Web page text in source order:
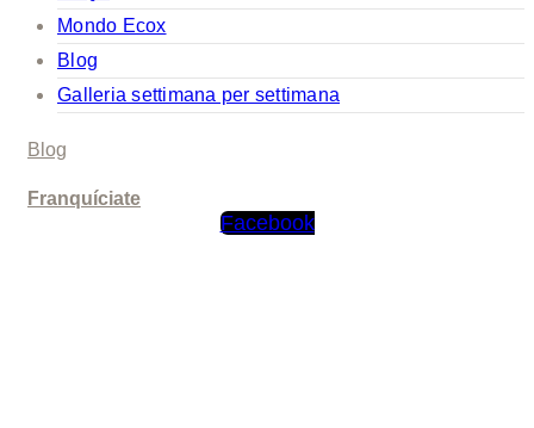
Mondo Ecox
Blog
Galleria settimana per settimana
Blog
Franquíciate
Facebook